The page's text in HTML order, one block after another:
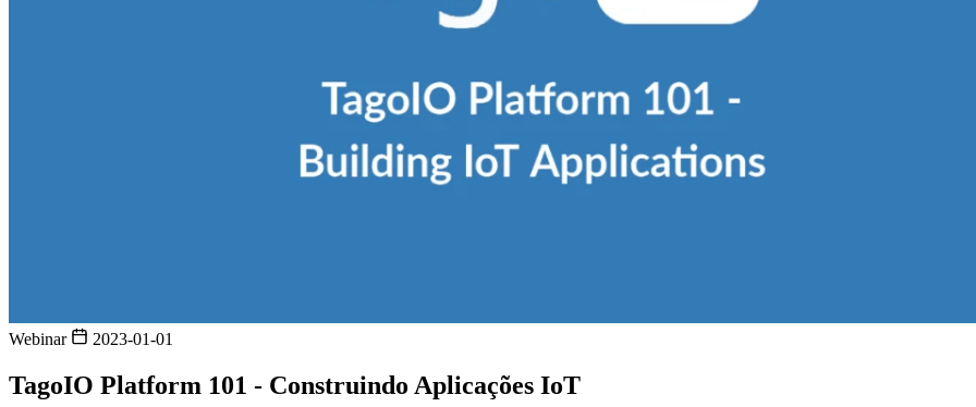
Webinar 2023-01-01
TagoIO Platform 101 - Construindo Aplicações IoT